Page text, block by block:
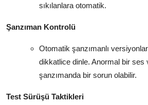
sıkılanlara otomatik.
Şanzıman Kontrolü
Otomatik şanzımanlı
dikkatlice dinle. Anormal bir ses
şanzımanda bir sorun olabilir.
Test Sürüşü Taktikleri